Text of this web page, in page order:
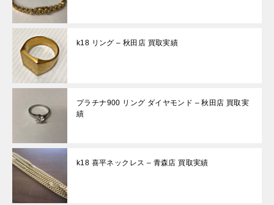
k18 リング – 秋田店 買取実績
プラチナ900 リング ダイヤモンド – 秋田店 買取実
績
k18 喜平ネックレス – 青森店 買取実績